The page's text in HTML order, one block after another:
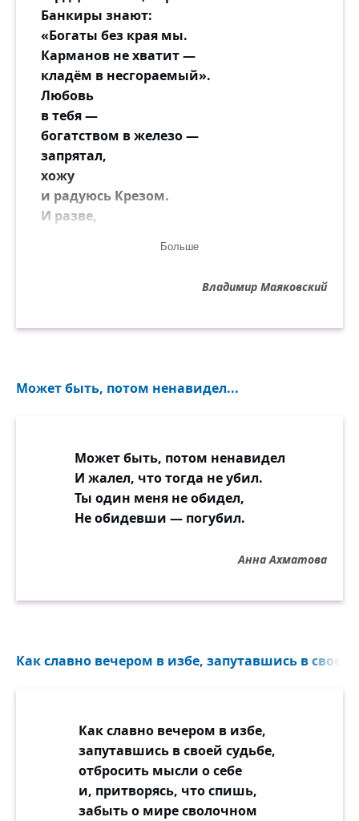
Банкиры знают:
«Богаты без края мы.
Карманов не хватит —
кладём в несгораемый».
Любовь
в тебя —
богатством в железо —
запрятал,
хожу
и радуюсь Крезом.
И разве,
протрачу в полночи
Больше
Владимир Маяковский
Может быть, потом ненавидел...
Может быть, потом ненавидел
И жалел, что тогда не убил.
Ты один меня не обидел,
Не обидевши — погубил.
Анна Ахматова
Как славно вечером в избе, запутавшись в своей
Как славно вечером в избе,
запутавшись в своей судьбе,
отбросить мысли о себе
и, притворясь, что спишь,
забыть о мире сволочном